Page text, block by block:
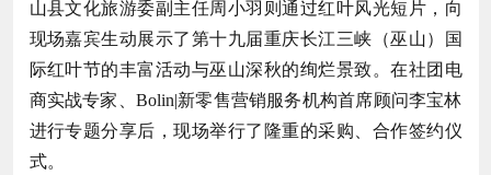
山县文化旅游委副主任周小羽则通过红叶风光短片，向
现场嘉宾生动展示了第十九届重庆长江三峡（巫山）国
际红叶节的丰富活动与巫山深秋的绚烂景致。在社团电
商实战专家、Bolin|新零售营销服务机构首席顾问李宝林
进行专题分享后，现场举行了隆重的采购、合作签约仪
式。